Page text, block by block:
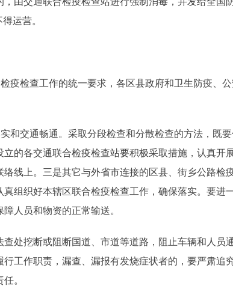
运营。
检查工作的统一要求，各区县政府和卫生防疫、
交通畅通。采取分段检查和分散检查的方法，既要
的各交通联合检疫检查站要积极采取措施，认真开
线上。三是其它与外省市连接的区县、街乡公路检
组织好本辖区联合检疫检查工作，确保落实。要进
人员和物资的正常输送。
挖断或阻断国道、市道等道路，阻止车辆和人员
工作职责，漏查、漏报有发烧症状者的，要严肃追
。